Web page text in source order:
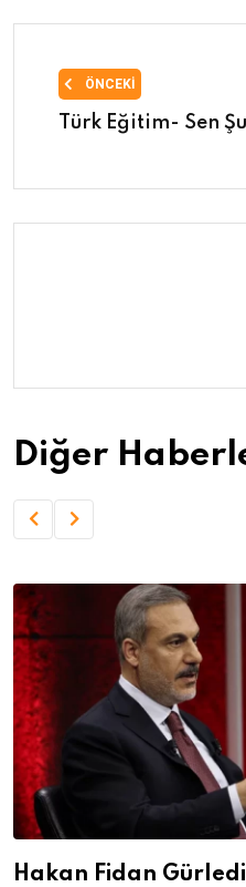
ÖNCEKI
Türk Eğitim- Sen
Diğer
Hakan Fidan Gürledi